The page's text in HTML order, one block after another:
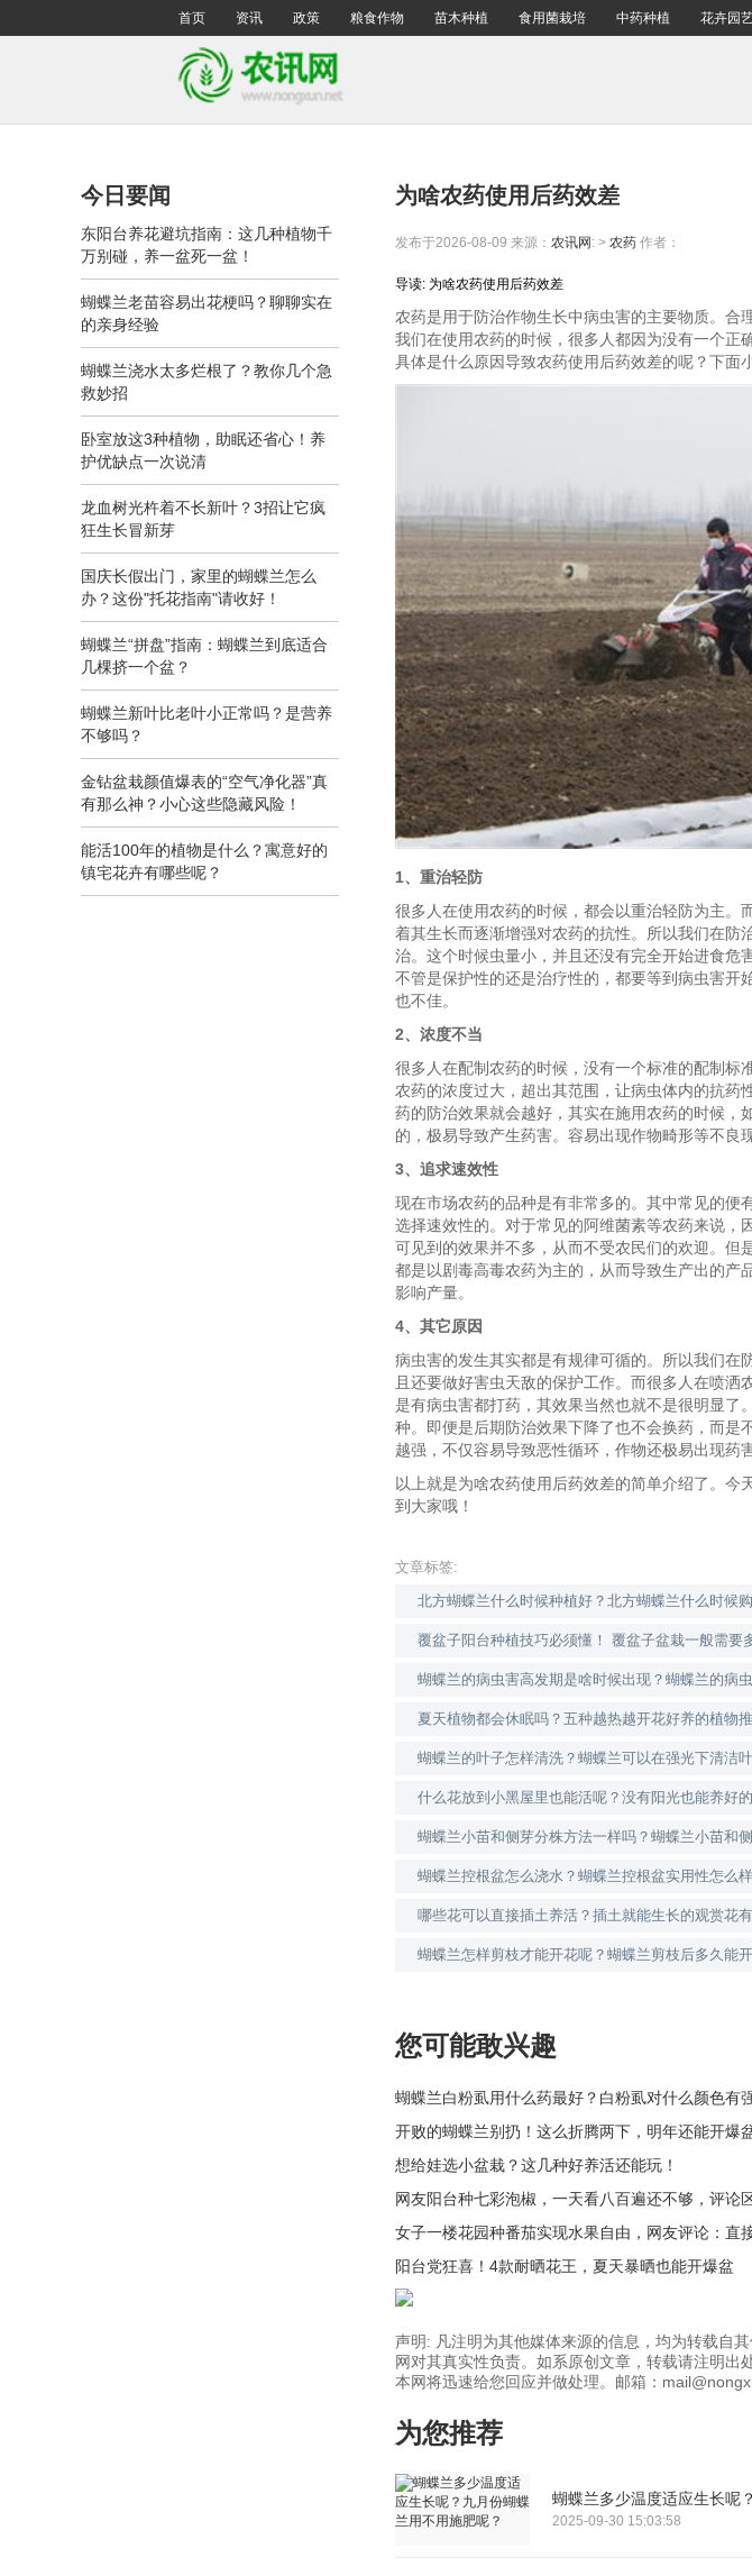
首页 资讯 政策 粮食作物 苗木种植 食用菌栽培 中药种植 花卉园
今日要闻
东阳台养花避坑指南：这几种植物千
万别碰，养一盆死一盆！
蝴蝶兰老苗容易出花梗吗？聊聊实在
的亲身经验
蝴蝶兰浇水太多烂根了？教你几个急
救妙招
卧室放这3种植物，助眠还省心！养
护优缺点一次说清
龙血树光杵着不长新叶？3招让它疯
狂生长冒新芽
国庆长假出门，家里的蝴蝶兰怎么
办？这份"托花指南"请收好！
蝴蝶兰“拼盘”指南：蝴蝶兰到底适合
几棵挤一个盆？
蝴蝶兰新叶比老叶小正常吗？是营养
不够吗？
金钻盆栽颜值爆表的“空气净化器”真
有那么神？小心这些隐藏风险！
能活100年的植物是什么？寓意好的
镇宅花卉有哪些呢？
为啥农药使用后药效差
发布于2026-08-09 来源： 农讯网 : > 农药 作者：
导读: 为啥农药使用后药效差
农药是用于防治作物生长中病虫害的主要物质。合
我们在使用农药的时候，很多人都因为没有一个正
具体是什么原因导致农药使用后药效差的呢？下面
1、重治轻防
很多人在使用农药的时候，都会以重治轻防为主。
着其生长而逐渐增强对农药的抗性。所以我们在防
治。这个时候虫量小，并且还没有完全开始进食危
不管是保护性的还是治疗性的，都要等到病虫害开
也不佳。
2、浓度不当
很多人在配制农药的时候，没有一个标准的配制标
农药的浓度过大，超出其范围，让病虫体内的抗药
药的防治效果就会越好，其实在施用农药的时候，
的，极易导致产生药害。容易出现作物畸形等不良
3、追求速效性
现在市场农药的品种是有非常多的。其中常见的便
选择速效性的。对于常见的阿维菌素等农药来说，
可见到的效果并不多，从而不受农民们的欢迎。但
都是以剧毒高毒农药为主的，从而导致生产出的产
影响产量。
4、其它原因
病虫害的发生其实都是有规律可循的。所以我们在
且还要做好害虫天敌的保护工作。而很多人在喷
是有病虫害都打药，其效果当然也就不是很明显了
种。即便是后期防治效果下降了也不会换药，而是
越强，不仅容易导致恶性循环，作物还极易出现药害
以上就是为啥农药使用后药效差的简单介绍了。今
到大家哦！
文章标签:
北方蝴蝶兰什么时候种植好？北方蝴蝶兰什么时候
覆盆子阳台种植技巧必须懂！ 覆盆子盆栽一般需要
蝴蝶兰的病虫害高发期是啥时候出现？蝴蝶兰的病
夏天植物都会休眠吗？五种越热越开花好养的植物
蝴蝶兰的叶子怎样清洗？蝴蝶兰可以在强光下清洁
什么花放到小黑屋里也能活呢？没有阳光也能养好
蝴蝶兰小苗和侧芽分株方法一样吗？蝴蝶兰小苗和
蝴蝶兰控根盆怎么浇水？蝴蝶兰控根盆实用性怎么样
哪些花可以直接插土养活？插土就能生长的观赏花
蝴蝶兰怎样剪枝才能开花呢？蝴蝶兰剪枝后多久能
您可能敢兴趣
蝴蝶兰白粉虱用什么药最好？白粉虱对什么颜色有
开败的蝴蝶兰别扔！这么折腾两下，明年还能开爆
想给娃选小盆栽？这几种好养活还能玩！
网友阳台种七彩泡椒，一天看八百遍还不够，评论
女子一楼花园种番茄实现水果自由，网友评论：直
阳台党狂喜！4款耐晒花王，夏天暴晒也能开爆盆
声明: 凡注明为其他媒体来源的信息，均为转载自
网对其真实性负责。如系原创文章，转载请注明出
本网将迅速给您回应并做处理。邮箱：
为您推荐
蝴蝶兰多少温度适应生长呢
2025-09-30 15:03:58